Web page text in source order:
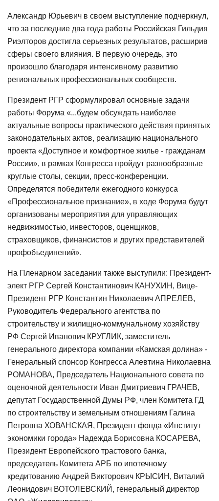
Александр Юрьевич в своем выступление подчеркнул,
что за последние два года работы Российская Гильдия
Риэлторов достигла серьезных результатов, расширив
сферы своего влияния. В первую очередь, это
произошло благодаря интенсивному развитию
региональных профессиональных сообществ.
Президент РГР сформулировал основные задачи
работы Форума «...будем обсуждать наиболее
актуальные вопросы практического действия принятых
законодательных актов, реализацию национального
проекта «Доступное и комфортное жилье - гражданам
России», в рамках Конгресса пройдут разнообразные
круглые столы, секции, пресс-конференции.
Определятся победители ежегодного конкурса
«Профессиональное признание», в ходе Форума будут
организованы мероприятия для управляющих
недвижимостью, инвесторов, оценщиков,
страховщиков, финансистов и других представителей
профобъединений».
На Пленарном заседании также выступили: Президент-
элект РГР Сергей Константинович КАНУХИН, Вице-
Президент РГР Константин Николаевич АПРЕЛЕВ,
Руководитель Федерального агентства по
строительству и жилищно-коммунальному хозяйству
РФ Сергей Иванович КРУГЛИК, заместитель
генерального директора компании «Камская долина» -
Генеральный спонсор Конгресса Алевтина Николаевна
РОМАНОВА, Председатель Национального совета по
оценочной деятельности Иван Дмитриевич ГРАЧЕВ,
депутат Государственной Думы РФ, член Комитета ГД
по строительству и земельным отношениям Галина
Петровна ХОВАНСКАЯ, Президент фонда «Институт
экономики города» Надежда Борисовна КОСАРЕВА,
Президент Европейского трастового банка,
председатель Комитета АРБ по ипотечному
кредитованию Андрей Викторович КРЫСИН, Виталий
Леонидович ВОТОЛЕВСКИЙ, генеральный директор